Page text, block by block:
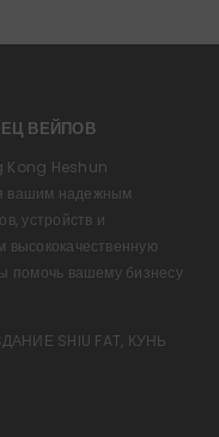
ВЕЙПОВ
Kong Heshun
вашим надежным
устройств и
помочь вашему бизнесу
SHIU FAT, КУНЬ